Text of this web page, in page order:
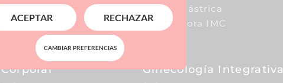
Reducción De Pecho
Elevación De Pecho
Corporal
Manga Gástrica
Calculadora IMC
Ginecología Integrativa
ACEPTAR RECHAZAR
CAMBIAR PREFERENCIAS